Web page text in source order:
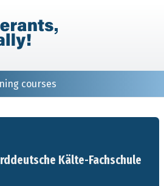
courses
Kälte-Fachschule